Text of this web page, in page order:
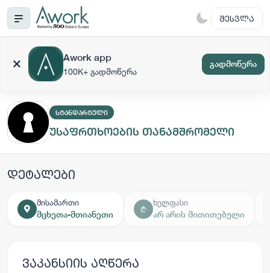
ᲨᲔᲡᲕᲚᲐ
Awork app
100K+ გადმოწერა
გადმოწერა
ᲡᲢᲐᲜᲓᲐᲠᲢᲣᲚᲘ
უსაფრთხოების თანამშრომელი
დეტალები
მისამართი
მცხეთა-მთიანეთი
₾
ხელფასი
არ არის მითითებული
ვაკანსიის აღწერა